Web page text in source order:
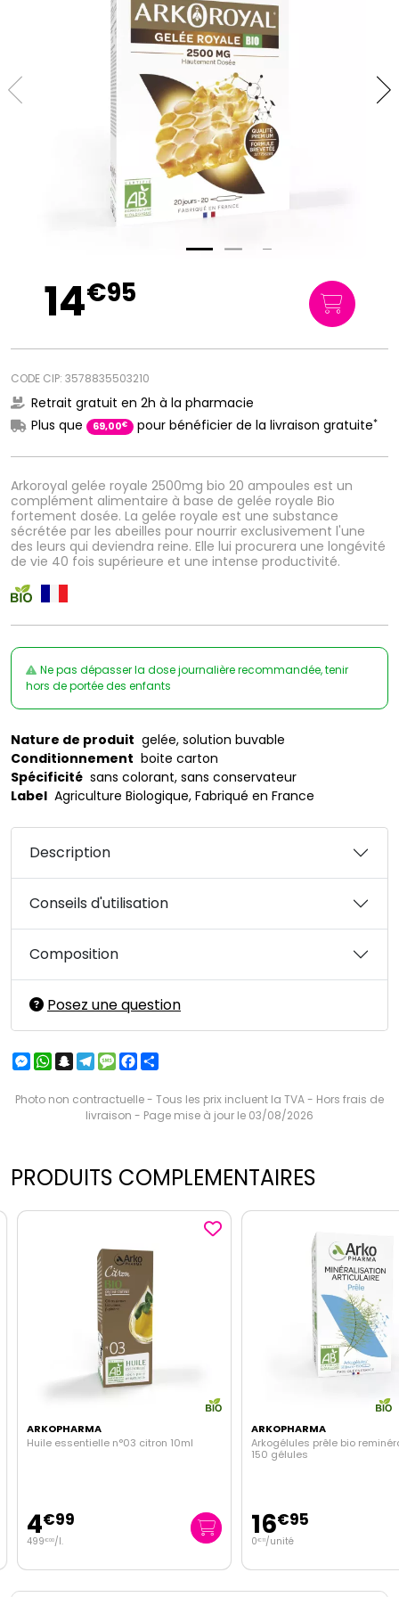
Arkoroyal gelée royale 2500mg bio 20 ampoules est un
complément alimentaire à base de gelée royale Bio
fortement dosée. La gelée royale est une substance
sécrétée par les abeilles pour nourrir exclusivement l'une
des leurs qui deviendra reine. Elle lui procurera une longévité
de vie 40 fois supérieure et une intense productivité.
14€95
CODE CIP: 3578835503210
Retrait gratuit en 2h à la pharmacie
Plus que
69,00€ pour bénéficier de la livraison gratuite*
Ne pas dépasser la dose journalière recommandée, tenir
hors de portée des enfants
Nature de produit gelée, solution buvable
Conditionnement boite carton
Spécificité sans colorant, sans conservateur
Label Agriculture Biologique, Fabriqué en France
Description
Conseils d'utilisation
Composition
Posez une question
Messenger
WhatsApp
Snapchat
Telegram
MessageFacebook
Photo non contractuelle - Tous les prix incluent la TVA - Hors frais de
livraison - Page mise à jour le 03/08/2026
PRODUITS COMPLEMENTAIRES
ARKOPHARMA
Huile essentielle n°03 citron 10ml
4€99
499€00/l.
ARKOPHARMA
Arkogélules prêle bio
150 gélules
16€95
0€11 /unité